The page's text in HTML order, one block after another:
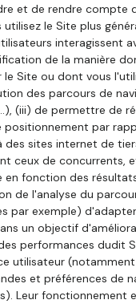
et de rendre compte
le Site plus
interagissent
de la manière
le Site ou dont vous
des parcours de
(iii) de permettre de
positionnement par
des sites internet de
ceux de concurrents,
en fonction des
de l'analyse du
par exemple)
un objectif
performances dudit
utilisateur
et préférences de
Leur fonctionnement